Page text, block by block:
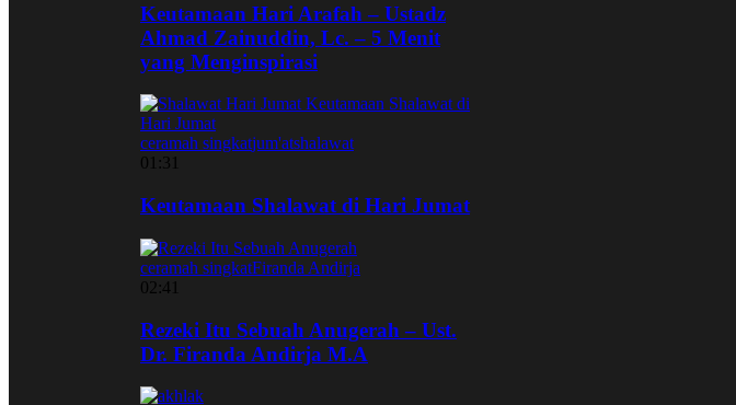
Keutamaan Hari Arafah – Ustadz
Ahmad Zainuddin, Lc. – 5 Menit
yang Menginspirasi
ceramah singkatjum'atshalawat
01:31
Keutamaan Shalawat di Hari Jumat
ceramah singkatFiranda Andirja
02:41
Rezeki Itu Sebuah Anugerah – Ust.
Dr. Firanda Andirja M.A